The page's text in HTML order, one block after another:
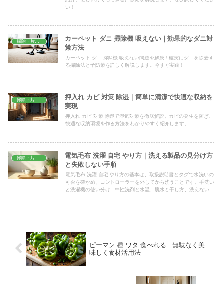
い！
カーペット ダニ 掃除機 吸えない｜効果的なダニ対
策方法
カーペット ダニ 掃除機 吸えない問題を解決！確実にダニを除去す
る掃除法と予防策を詳しく解説します。今すぐ実践！
押入れ カビ 対策 除湿｜簡単に清潔で快適な収納を
実現
押入れ カビ 対策 除湿で湿気対策を徹底解説。カビの発生を防ぎ、
快適な収納環境を作る方法をわかりやすく紹介します。
掃除・片付け
電気毛布 洗濯 自宅 やり方｜洗える製品の見分け方
と失敗しない手順
電気毛布 洗濯 自宅 やり方の基本は、取扱説明書とタグで水洗いの
可否を確かめ、コントローラーを外してから洗うことです。手洗い
と洗濯機の使い分け、中性洗剤と水温、脱水と干し方、洗えない製
ピーマン 種 ワタ 食べれる｜無駄なく美
味しく食材活用法